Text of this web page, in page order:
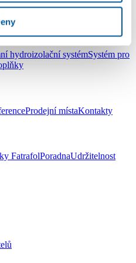
Instagram
hydroizolační systémSystém pro
Prodejní místaKontakty
FatrafolPoradnaUdržitelnost